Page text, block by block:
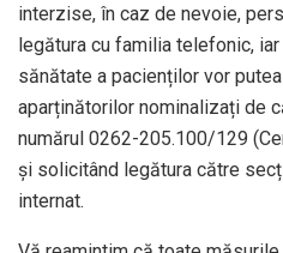
interzise, în caz de nevoie,
legătura cu familia telefonic,
sănătate a pacienților vor
aparținătorilor nominalizați de
numărul 0262-205.100/129
și solicitând legătura către
internat.